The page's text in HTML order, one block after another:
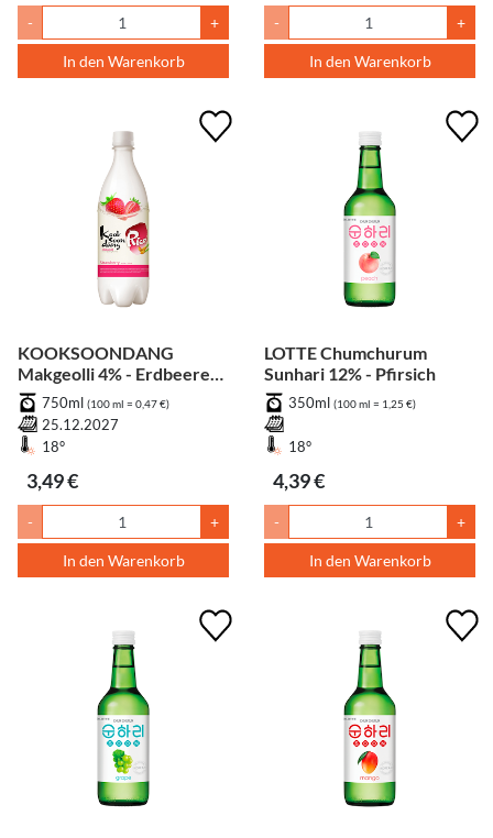
- +
In den Warenkorb
- +
In den Warenkorb
KOOKSOONDANG
Makgeolli 4% - Erdbeere
zzgl. Pfand
750ml (100 ml = 0,47 €)
25.12.2027
18°
3,49 €
- +
In den Warenkorb
LOTTE Chumchurum
Sunhari 12% - Pfirsich
350ml (100 ml = 1,25 €)
18°
4,39 €
- +
In den Warenkorb